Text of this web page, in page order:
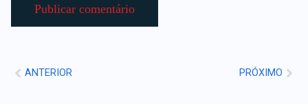
ANTERIOR PRÓXIMO